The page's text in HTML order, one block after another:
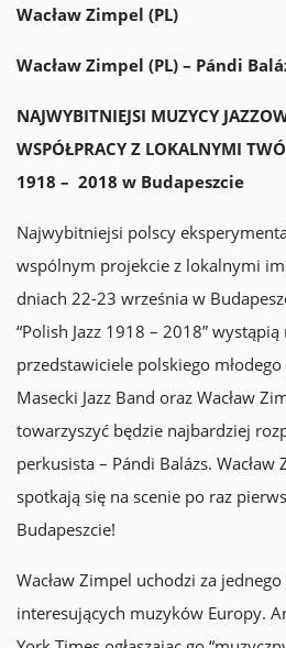
Wacław Zimpel (PL)
Wacław Zimpel (PL) – Pándi
NAJWYBITNIEJSI MUZYCY
WSPÓŁPRACY Z LOKALNYMI
1918 – 2018 w Budapeszcie
Najwybitniejsi polscy
wspólnym projekcie z lokalnymi
dniach 22-23 września w
“Polish Jazz 1918 – 2018”
przedstawiciele polskiego
Masecki Jazz Band oraz Wacław
towarzyszyć będzie najbardziej
perkusista – Pándi Balázs.
spotkają się na scenie po raz
Budapeszcie!
Wacław Zimpel uchodzi za
interesujących muzyków Europy.